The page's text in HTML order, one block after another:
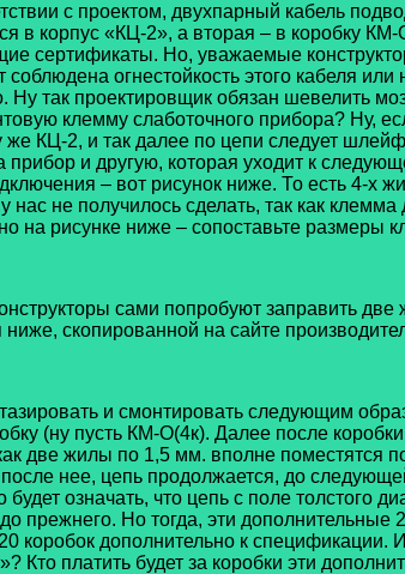
с проектом, двухпарный кабель
в корпус «КЦ-2», а вторая – в коробку
сертификаты. Но, уважаемые
соблюдена огнестойкость этого кабеля
Ну так проектировщик обязан шевелить
клемму слаботочного прибора? Ну,
КЦ-2, и так далее по цепи следует
прибор и другую, которая уходит к
– вот рисунок ниже. То есть 4-
нас не получилось сделать, так как
на рисунке ниже – сопоставьте размеры
сами попробуют заправить две
скопированной на сайте
и смонтировать следующим
(ну пусть КМ-О(4к). Далее после
две жилы по 1,5 мм. вполне поместятся
нее, цепь продолжается, до
будет означать, что цепь с поле толстого
прежнего. Но тогда, эти
коробок дополнительно к
Кто платить будет за коробки эти